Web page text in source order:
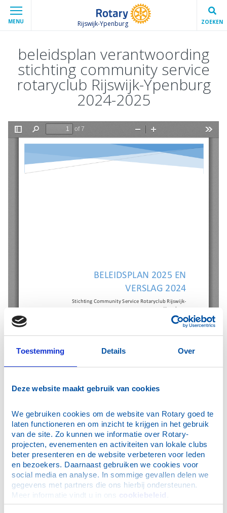
Toestemming Details Over
Deze website maakt gebruik van cookies
We gebruiken cookies om de website van Rotary goed te
laten functioneren en om inzicht te krijgen in het gebruik
van de site. Zo kunnen we informatie over Rotary-
projecten, evenementen en activiteiten van lokale clubs
beter presenteren en de website verbeteren voor leden
en bezoekers. Daarnaast gebruiken we cookies voor
social media en analyse. In sommige gevallen delen we
gegevens met partners die ons hierbij ondersteunen.
Meer informatie vindt u in ons cookiebeleid
MENU Rijswijk-Ypenburg ZOEKEN
beleidsplan verantwoording
stichting community service
rotaryclub Rijswijk-Ypenburg
2024-2025